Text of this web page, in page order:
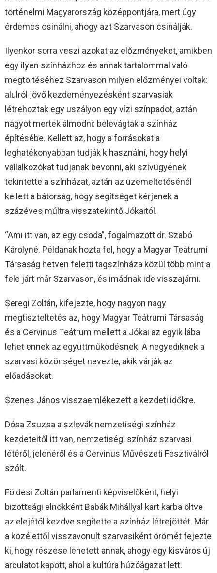
történelmi Magyarország középpontjára, mert úgy
érdemes csinálni, ahogy azt Szarvason csinálják.
Ilyenkor sorra veszi azokat az előzményeket, amikben
egy ilyen színházhoz és annak tartalommal való
megtöltéséhez Szarvason milyen előzményei voltak:
alulról jövő kezdeményezésként szarvasiak
létrehoztak egy uszályon egy vízi színpadot, aztán
nagyot mertek álmodni: belevágtak a színház
építésébe. Kellett az, hogy a forrásokat a
leghatékonyabban tudják kihasználni, hogy helyi
vállalkozókat tudjanak bevonni, aki szívügyének
tekintette a színházat, aztán az üzemeltetésénél
kellett a bátorság, hogy segítséget kérjenek a
százéves múltra visszatekintő Jókaitól.
“Ami itt van, az egy csoda”, fogalmazott dr. Szabó
Károlyné. Példának hozta fel, hogy a Magyar Teátrumi
Társaság hetven feletti tagszínháza közül több mint a
fele járt már Szarvason, és imádnak ide visszajárni.
Seregi Zoltán, kifejezte, hogy nagyon nagy
megtiszteltetés az, hogy Magyar Teátrumi Társaság
és a Cervinus Teátrum mellett a Jókai az egyik lába
lehet ennek az együttműködésnek. A negyediknek a
szarvasi közönséget nevezte, akik várják az
előadásokat.
Szenes János visszaemlékezett a kezdeti időkre.
Dósa Zsuzsa a szlovák nemzetiségi színház
kezdeteitől itt van, nemzetiségi színház szarvasi
létéről, jelenéről és a Cervinus Művészeti Fesztiválról
szólt.
Földesi Zoltán parlamenti képviselőként, helyi
bizottsági elnökként Babák Mihállyal kart karba öltve
az elejétől kezdve segítette a színház létrejöttét. Már
a közélettől visszavonult szarvasiként örömét fejezte
ki, hogy részese lehetett annak, ahogy egy kisváros új
arculatot kapott, ahol a kultúra húzóágazat lett.